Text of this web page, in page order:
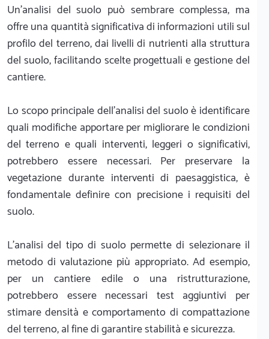
Un'analisi del suolo può sembrare complessa, ma
offre una quantità significativa di informazioni utili sul
profilo del terreno, dai livelli di nutrienti alla struttura
del suolo, facilitando scelte progettuali e gestione del
cantiere.
Lo scopo principale dell'analisi del suolo è identificare
quali modifiche apportare per migliorare le condizioni
del terreno e quali interventi, leggeri o significativi,
potrebbero essere necessari. Per preservare la
vegetazione durante interventi di paesaggistica, è
fondamentale definire con precisione i requisiti del
suolo.
L'analisi del tipo di suolo permette di selezionare il
metodo di valutazione più appropriato. Ad esempio,
per un cantiere edile o una ristrutturazione,
potrebbero essere necessari test aggiuntivi per
stimare densità e comportamento di compattazione
del terreno, al fine di garantire stabilità e sicurezza.